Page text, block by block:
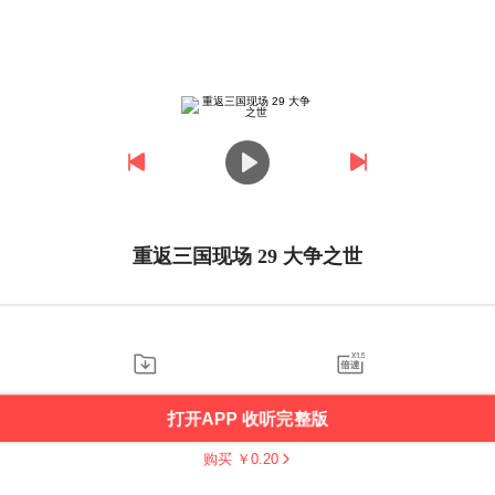
重返三国现场 29 大争之世
打开APP 收听完整版
购买 ￥ 0.20